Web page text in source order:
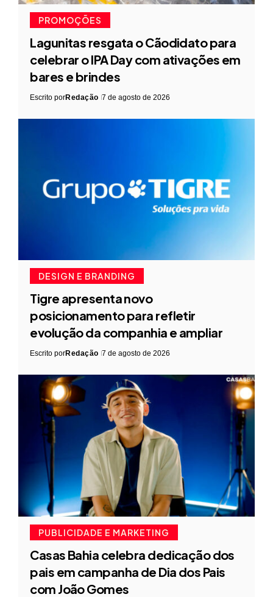
PROMOÇÕES
Lagunitas resgata o Cãodidato para
celebrar o IPA Day com ativações em
bares e brindes
Escrito porRedação 7 de agosto de 2026
DESIGN E BRANDING
Tigre apresenta novo
posicionamento para refletir
evolução da companhia e ampliar
Escrito porRedação 7 de agosto de 2026
PUBLICIDADE E MARKETING
Casas Bahia celebra dedicação dos
pais em campanha de Dia dos Pais
com João Gomes